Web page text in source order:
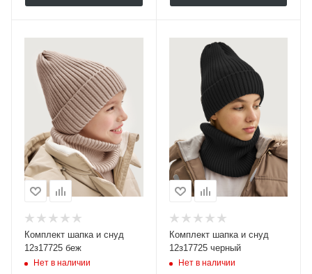
Комплект шапка и снуд
12з17725 беж
Нет в наличии
Комплект шапка и снуд
12з17725 черный
Нет в наличии